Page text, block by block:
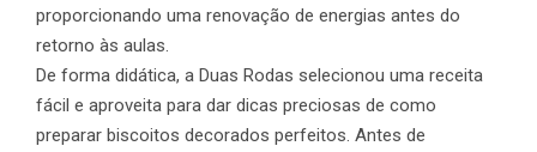
proporcionando uma renovação de energias antes do
retorno às aulas.
De forma didática, a Duas Rodas selecionou uma receita
fácil e aproveita para dar dicas preciosas de como
preparar biscoitos decorados perfeitos. Antes de